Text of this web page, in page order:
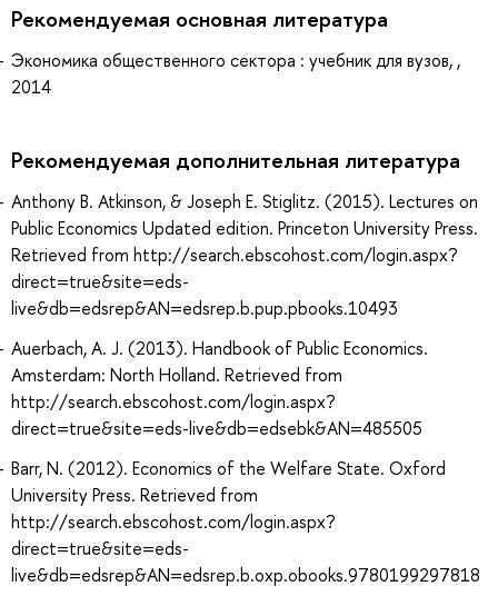
Рекомендуемая основная литература
Экономика общественного сектора : учебник для вузов, ,
2014
Рекомендуемая дополнительная литература
Anthony B. Atkinson, & Joseph E. Stiglitz. (2015). Lectures on
Public Economics Updated edition. Princeton University Press.
Retrieved from http://search.ebscohost.com/login.aspx?
direct=true&site=eds-
live&db=edsrep&AN=edsrep.b.pup.pbooks.10493
Auerbach, A. J. (2013). Handbook of Public Economics.
Amsterdam: North Holland. Retrieved from
http://search.ebscohost.com/login.aspx?
direct=true&site=eds-live&db=edsebk&AN=485505
Barr, N. (2012). Economics of the Welfare State. Oxford
University Press. Retrieved from
http://search.ebscohost.com/login.aspx?
direct=true&site=eds-
live&db=edsrep&AN=edsrep.b.oxp.obooks.9780199297818